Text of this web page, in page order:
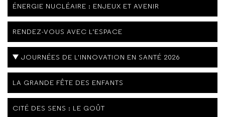
ÉNERGIE NUCLÉAIRE : ENJEUX ET AVENIR
RENDEZ-VOUS AVEC L’ESPACE
JOURNÉES DE L'INNOVATION EN SANTÉ 2026
LA GRANDE FÊTE DES ENFANTS
CITÉ DES SENS : LE GOÛT